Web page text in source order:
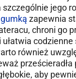
szczególnie jego
zapewnia
chroni go
codzienne
również
prześcieradła
aby